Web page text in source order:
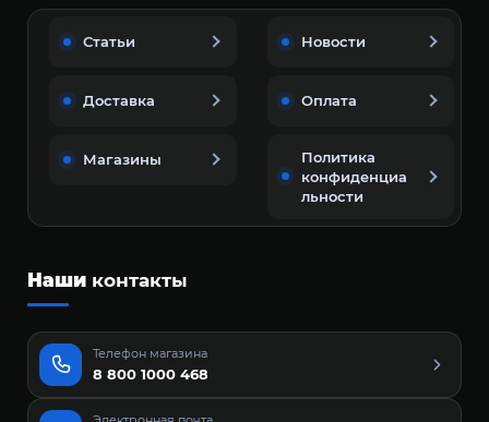
Статьи Новости
Доставка Оплата
Магазины
Политика
конфиденциа
льности
Наши контакты
Телефон магазина
8 800 1000 468